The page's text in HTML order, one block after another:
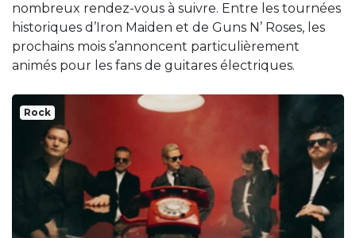
nombreux rendez-vous à suivre. Entre les tournées
historiques d’Iron Maiden et de Guns N’ Roses, les
prochains mois s’annoncent particulièrement
animés pour les fans de guitares électriques.
Rock